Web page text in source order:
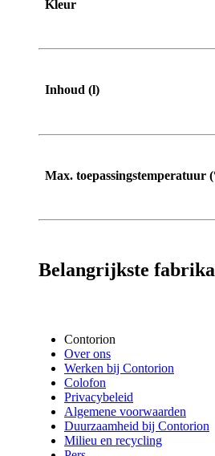
Kleur
Inhoud (l)
Max. toepassingstemperatuur
Belangrijkste
Contorion
Over ons
Werken bij Contorion
Colofon
Privacybeleid
Algemene voorwaarden
Duurzaamheid bij Contorion
Milieu en recycling